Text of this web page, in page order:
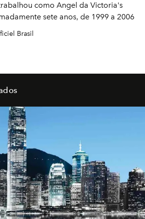
como Angel da Victoria's
sete anos, de 1999 a 2006
Brasil